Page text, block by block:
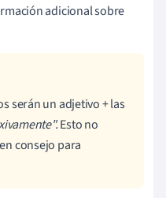
adicional sobre
serán un adjetivo + las
Esto no
consejo para